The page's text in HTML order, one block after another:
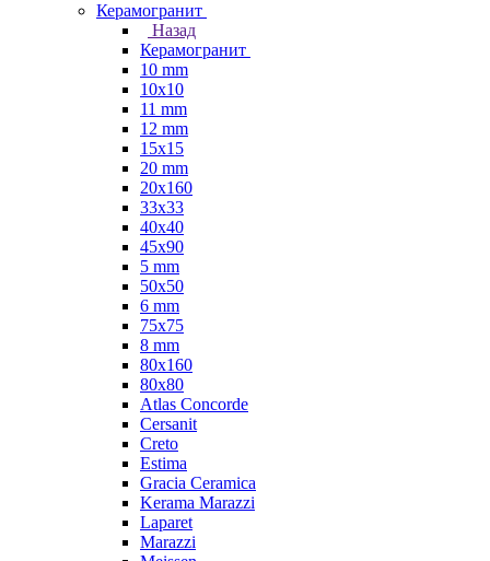
Керамогранит
Назад
Керамогранит
10 mm
10x10
11 mm
12 mm
15x15
20 mm
20х160
33x33
40х40
45x90
5 mm
50x50
6 mm
75х75
8 mm
80x160
80x80
Atlas Concorde
Cersanit
Creto
Estima
Gracia Ceramica
Kerama Marazzi
Laparet
Marazzi